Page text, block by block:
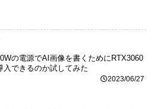
の電源でAI画像を書くためにRTX3060
入できるのか試してみた
2023/06/27